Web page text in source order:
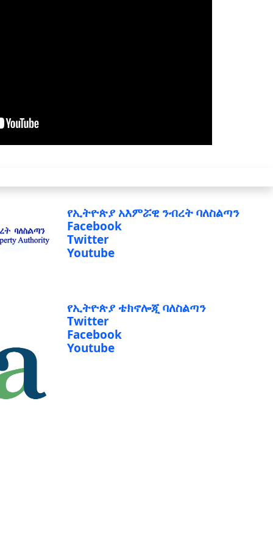
የኢትዮጵያ አእምሯዊ ንብረት ባለስልጣን
Facebook
Twitter
Youtube
የኢትዮጵያ ቴክኖሎጂ ባለስልጣን
Twitter
Facebook
Youtube